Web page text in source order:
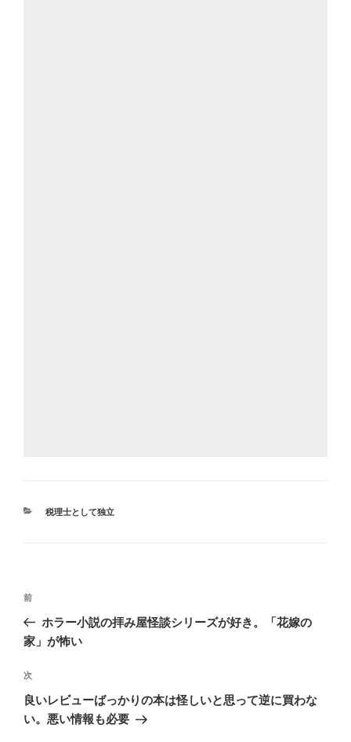
カ
税理士として独立
投
ナ
ゲ
ー
シ
前
の
投
前
ホラー小説の拝み屋怪談シリーズが好き。「花嫁の
家」が怖い
次
の
投
次
良いレビューばっかりの本は怪しいと思って逆に買わな
い。悪い情報も必要